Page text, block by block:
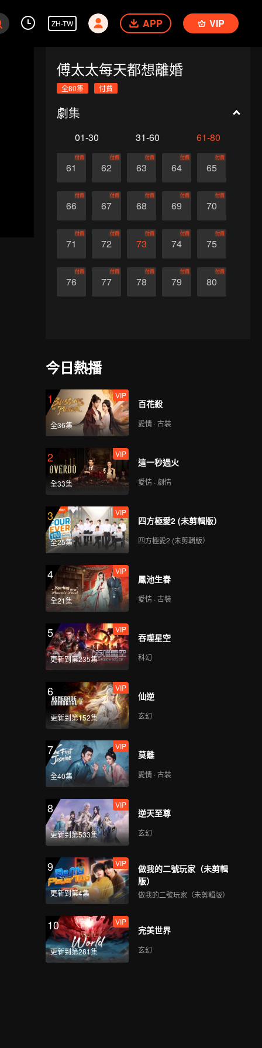
ZH-TW APP VIP
傅太太每天都想離婚
全80集 付費
劇集
01-30 31-60 61-80
61
付費
62
付費
63
付費
64
付費
65
付費
66
付費
67
付費
68
付費
69
付費
70
付費
71
付費
72
付費
73
付費
74
付費
75
付費
76
付費
77
付費
78
付費
79
付費
80
付費
今日熱播
1
全36集
VIP
百花殺
愛情 · 古裝
2
全33集
VIP
這一秒過火
愛情 · 劇情
3
全25集
VIP
四方極愛2 (未剪輯版）
四方極愛2 (未剪輯版）
4
全21集
VIP
鳳池生春
愛情 · 古裝
5
更新到第235集
VIP
吞噬星空
科幻
6
更新到第152集
VIP
仙逆
玄幻
7
全40集
VIP
莫離
愛情 · 古裝
8
更新到第533集
VIP
逆天至尊
玄幻
9
更新到第4集
VIP
做我的二號玩家（未剪輯
版）
做我的二號玩家（未剪輯版）
10
更新到第281集
VIP
完美世界
玄幻